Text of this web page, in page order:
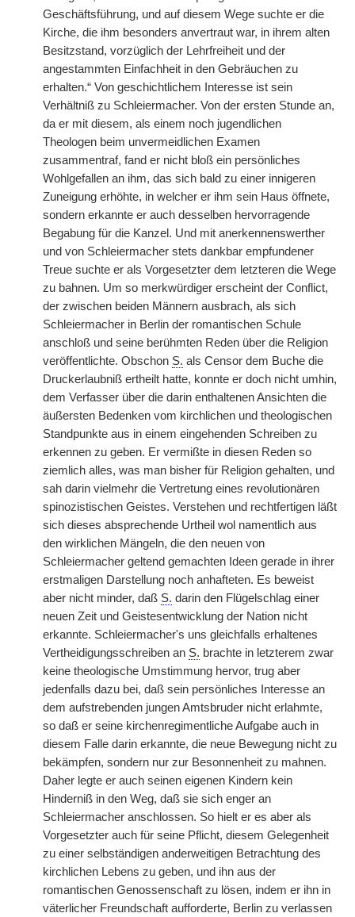
Geschäftsführung, und auf diesem Wege suchte er die
Kirche, die ihm besonders anvertraut war, in ihrem alten
Besitzstand, vorzüglich der Lehrfreiheit und der
angestammten Einfachheit in den Gebräuchen zu
erhalten.“ Von geschichtlichem Interesse ist sein
Verhältniß zu Schleiermacher. Von der ersten Stunde an,
da er mit diesem, als einem noch jugendlichen
Theologen beim unvermeidlichen Examen
zusammentraf, fand er nicht bloß ein persönliches
Wohlgefallen an ihm, das sich bald zu einer innigeren
Zuneigung erhöhte, in welcher er ihm sein Haus öffnete,
sondern erkannte er auch desselben hervorragende
Begabung für die Kanzel. Und mit anerkennenswerther
und von Schleiermacher stets dankbar empfundener
Treue suchte er als Vorgesetzter dem letzteren die Wege
zu bahnen. Um so merkwürdiger erscheint der Conflict,
der zwischen beiden Männern ausbrach, als sich
Schleiermacher in Berlin der romantischen Schule
anschloß und seine berühmten Reden über die Religion
veröffentlichte. Obschon S. als Censor dem Buche die
Druckerlaubniß ertheilt hatte, konnte er doch nicht umhin,
dem Verfasser über die darin enthaltenen Ansichten die
äußersten Bedenken vom kirchlichen und theologischen
Standpunkte aus in einem eingehenden Schreiben zu
erkennen zu geben. Er vermißte in diesen Reden so
ziemlich alles, was man bisher für Religion gehalten, und
sah darin vielmehr die Vertretung eines revolutionären
spinozistischen Geistes. Verstehen und rechtfertigen läßt
sich dieses absprechende Urtheil wol namentlich aus
den wirklichen Mängeln, die den neuen von
Schleiermacher geltend gemachten Ideen gerade in ihrer
erstmaligen Darstellung noch anhafteten. Es beweist
aber nicht minder, daß S. darin den Flügelschlag einer
neuen Zeit und Geistesentwicklung der Nation nicht
erkannte. Schleiermacher's uns gleichfalls erhaltenes
Vertheidigungsschreiben an S. brachte in letzterem zwar
keine theologische Umstimmung hervor, trug aber
jedenfalls dazu bei, daß sein persönliches Interesse an
dem aufstrebenden jungen Amtsbruder nicht erlahmte,
so daß er seine kirchenregimentliche Aufgabe auch in
diesem Falle darin erkannte, die neue Bewegung nicht zu
bekämpfen, sondern nur zur Besonnenheit zu mahnen.
Daher legte er auch seinen eigenen Kindern kein
Hinderniß in den Weg, daß sie sich enger an
Schleiermacher anschlossen. So hielt er es aber als
Vorgesetzter auch für seine Pflicht, diesem Gelegenheit
zu einer selbständigen anderweitigen Betrachtung des
kirchlichen Lebens zu geben, und ihn aus der
romantischen Genossenschaft zu lösen, indem er ihn in
väterlicher Freundschaft aufforderte, Berlin zu verlassen